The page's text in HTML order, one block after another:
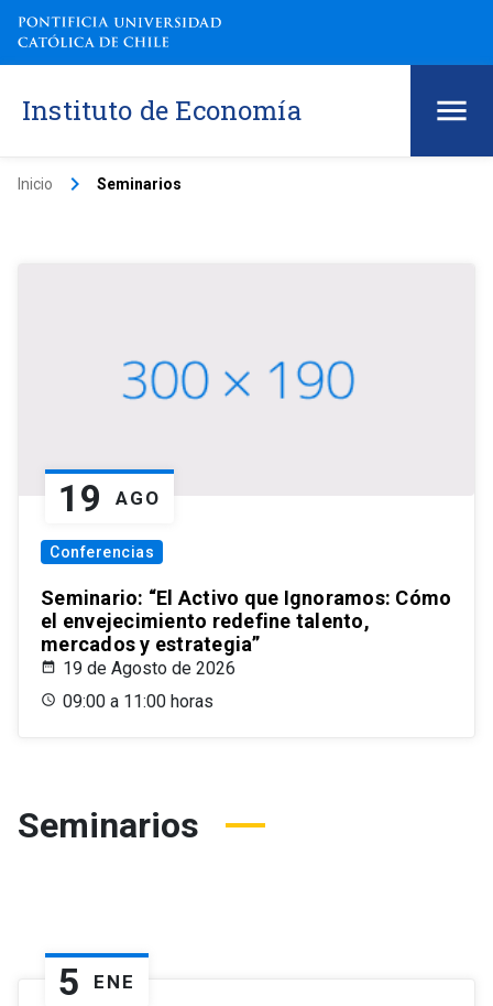
Instituto de Economía
Inicio keyboard_arrow_right Seminarios
19 AGO
Conferencias
Seminario: “El Activo que Ignoramos: Cómo
el envejecimiento redefine talento,
mercados y estrategia”
19 de Agosto de 2026
09:00 a 11:00 horas
Seminarios
5 ENE